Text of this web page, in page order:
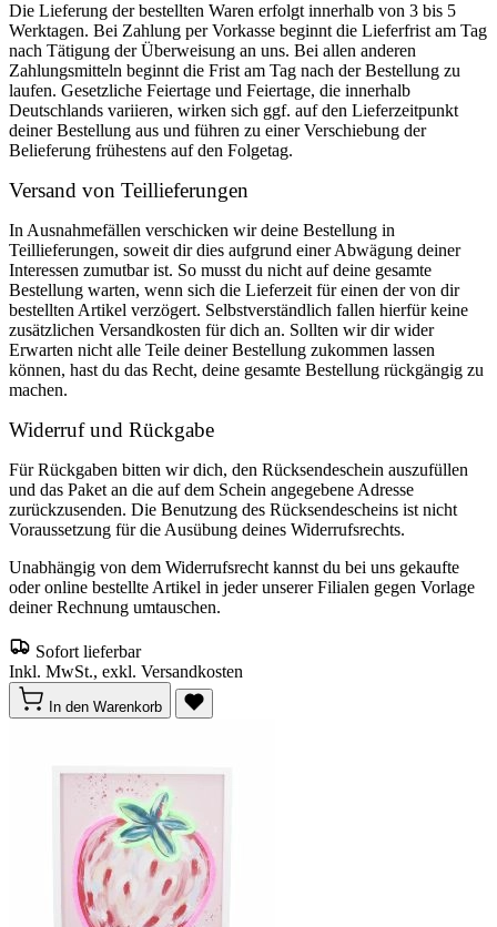
Die Lieferung der bestellten Waren erfolgt innerhalb von 3 bis 5
Werktagen. Bei Zahlung per Vorkasse beginnt die Lieferfrist am Tag
nach Tätigung der Überweisung an uns. Bei allen anderen
Zahlungsmitteln beginnt die Frist am Tag nach der Bestellung zu
laufen. Gesetzliche Feiertage und Feiertage, die innerhalb
Deutschlands variieren, wirken sich ggf. auf den Lieferzeitpunkt
deiner Bestellung aus und führen zu einer Verschiebung der
Belieferung frühestens auf den Folgetag.
Versand von Teillieferungen
In Ausnahmefällen verschicken wir deine Bestellung in
Teillieferungen, soweit dir dies aufgrund einer Abwägung deiner
Interessen zumutbar ist. So musst du nicht auf deine gesamte
Bestellung warten, wenn sich die Lieferzeit für einen der von dir
bestellten Artikel verzögert. Selbstverständlich fallen hierfür keine
zusätzlichen Versandkosten für dich an. Sollten wir dir wider
Erwarten nicht alle Teile deiner Bestellung zukommen lassen
können, hast du das Recht, deine gesamte Bestellung rückgängig zu
machen.
Widerruf und Rückgabe
Für Rückgaben bitten wir dich, den Rücksendeschein auszufüllen
und das Paket an die auf dem Schein angegebene Adresse
zurückzusenden. Die Benutzung des Rücksendescheins ist nicht
Voraussetzung für die Ausübung deines Widerrufsrechts.
Unabhängig von dem Widerrufsrecht kannst du bei uns gekaufte
oder online bestellte Artikel in jeder unserer Filialen gegen Vorlage
deiner Rechnung umtauschen.
Sofort lieferbar
Inkl. MwSt., exkl. Versandkosten
In den Warenkorb